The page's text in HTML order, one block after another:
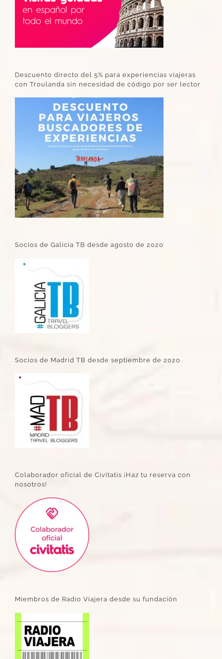
Descuento directo del 5% para experiencias viajeras
con Troulanda sin necesidad de código por ser lector
Socios de Galicia TB desde agosto de 2020
Socios de Madrid TB desde septiembre de 2020
Colaborador oficial de Civitatis ¡Haz tu reserva con
nosotros!
Miembros de Radio Viajera desde su fundación